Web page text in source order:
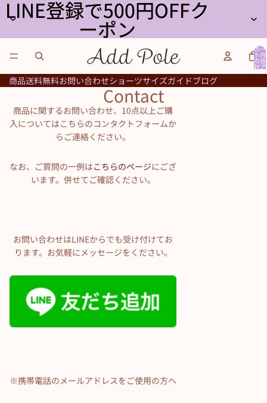
LINE登録で500円OFFク
ーポン
LINE登録で500円OFFク
ーポン
カー
ト内
の合
計ア
イテ
0
商品送料無料お問い合わせショーツサイズガイドブログ
Contact
商品に関するお問い合わせ、10点以上ご購
入についてはこちらのコンタクトフォームか
らご連絡ください。
なお、ご質問の一例はこちらのページにござ
います。併せてご確認ください。
お問い合わせはLINEからでも受け付けてお
ります。お気軽にメッセージをください。
※携帯電話のメールアドレスをご使用の方へ